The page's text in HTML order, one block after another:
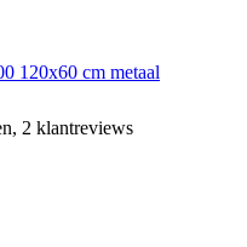
120x60 cm metaal
2 klantreviews